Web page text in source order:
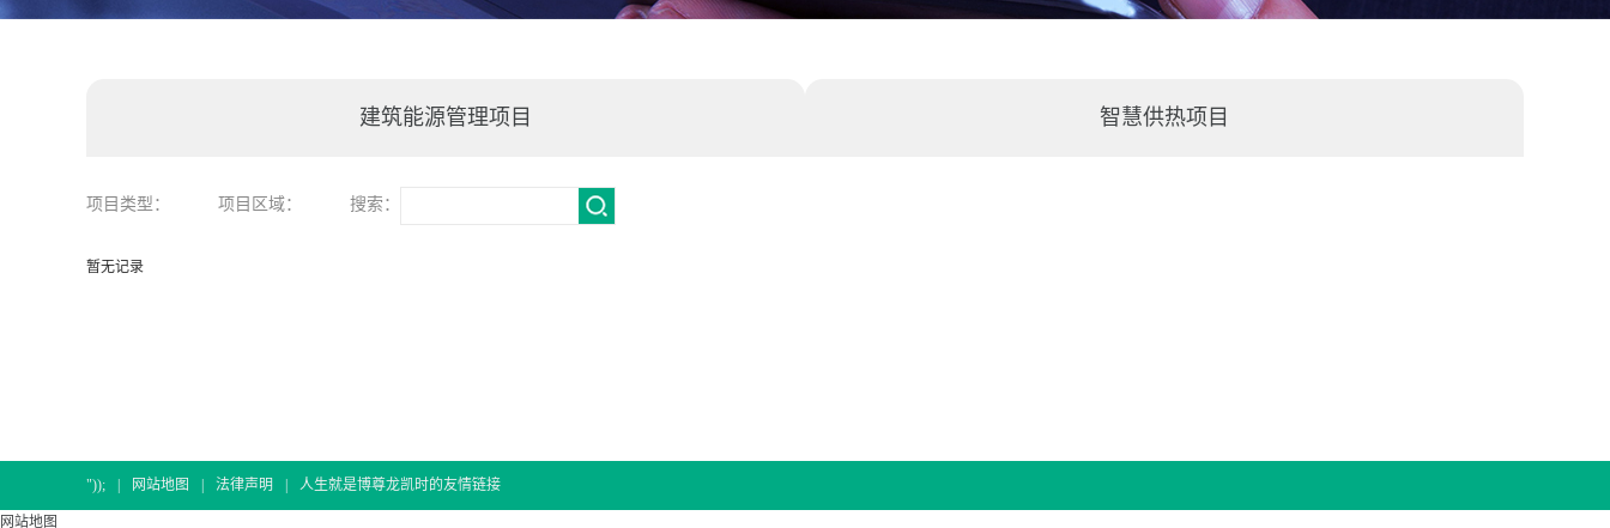
建筑能源管理项目 智慧供热项目
项目类型： 项目区域： 搜索：
暂无记录
")); 网站地图 法律声明 人生就是博尊龙凯时的友情链接
网站地图